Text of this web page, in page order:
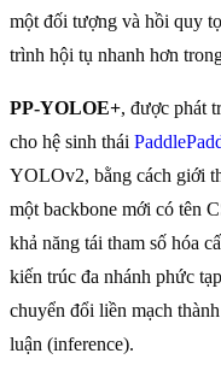
một đối tượng và hồi quy
trình hội tụ nhanh hơn
PP-YOLOE+, được phát
cho hệ sinh thái
YOLOv2, bằng cách giới
một backbone mới có tên
khả năng tái tham số hóa
kiến trúc đa nhánh phức
chuyển đổi liền mạch
luận (inference).